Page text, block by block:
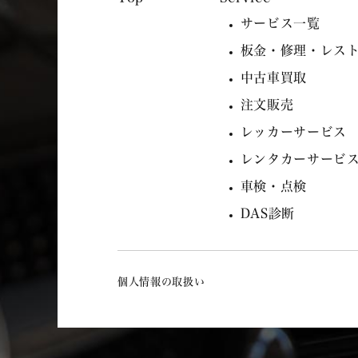
サービス一覧
板金・修理・レス
中古車買取
注文販売
レッカーサービス
レンタカーサービ
車検・点検
DAS診断
個人情報の取扱い